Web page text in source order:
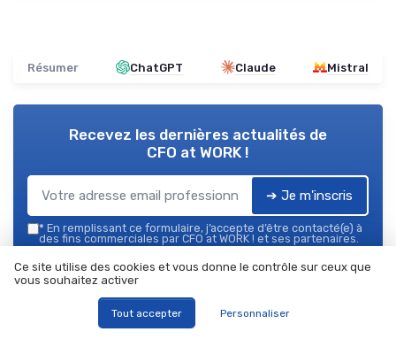
Résumer ChatGPT Claude Mistral
Recevez les dernières actualités de
CFO at WORK !
➔ Je m'inscris
* En remplissant ce formulaire, j’accepte d’être contacté(e) à
des fins commerciales par CFO at WORK ! et ses partenaires.
CFO at WORK !
Ajoutez-nous à vos sources préférées sur Google
Ce site utilise des cookies et vous donne le contrôle sur ceux que
vous souhaitez activer
Tout accepter Personnaliser